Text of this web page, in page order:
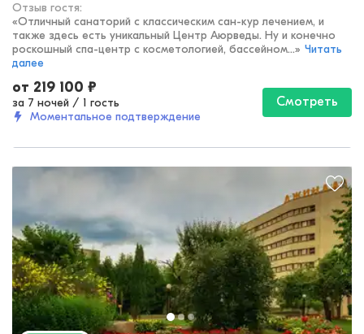
Отзыв гостя:
«Отличный санаторий с классическим сан-кур лечением, и
также здесь есть уникальный Центр Аюрведы. Ну и конечно
роскошный спа-центр с косметологией, бассейном...» Читать
далее
от 219 100 ₽
за 7 ночей / 1 гость
Моментальное подтверждение
Смотреть